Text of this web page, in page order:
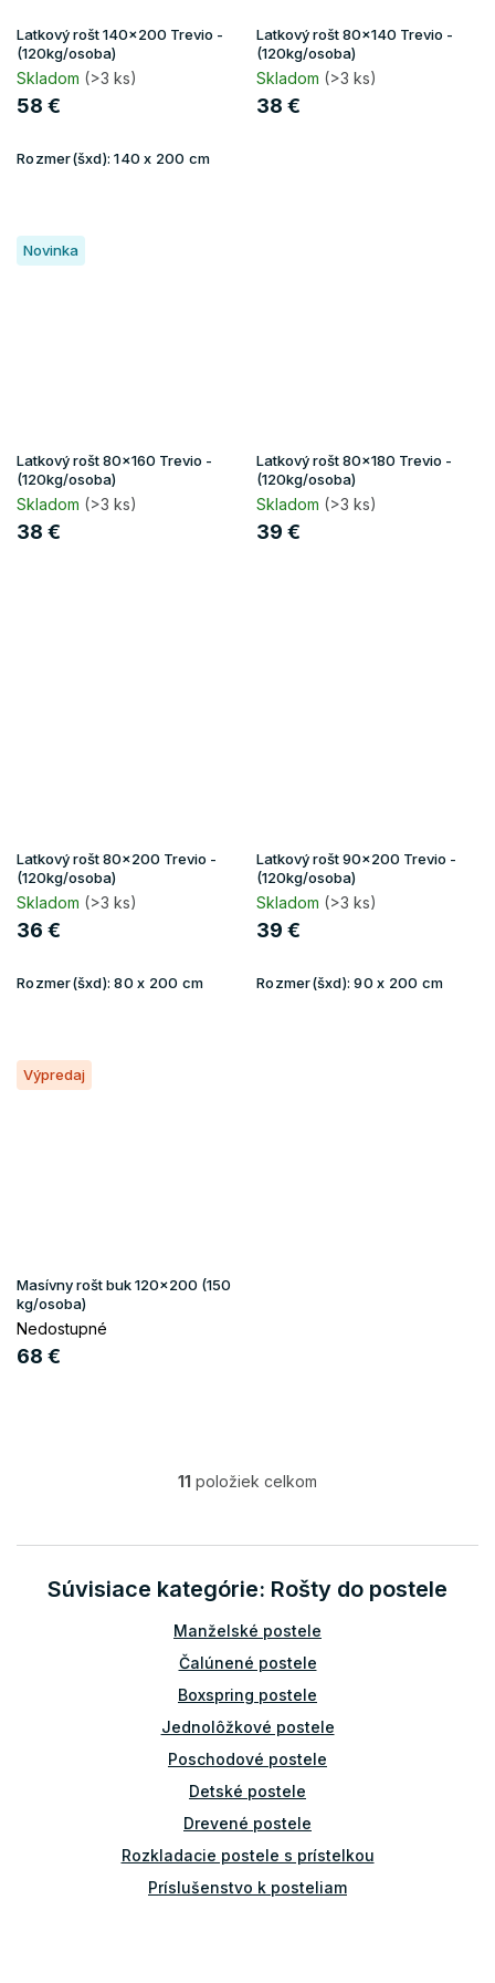
Latkový rošt 140x200 Trevio -
(120kg/osoba)
Skladom (>3 ks)
58 €
Rozmer(šxd):140 x 200 cm
Latkový rošt 80x140 Trevio -
(120kg/osoba)
Skladom (>3 ks)
38 €
Novinka
Latkový rošt 80x160 Trevio -
(120kg/osoba)
Skladom (>3 ks)
38 €
Latkový rošt 80x180 Trevio -
(120kg/osoba)
Skladom (>3 ks)
39 €
Latkový rošt 80x200 Trevio -
(120kg/osoba)
Skladom (>3 ks)
36 €
Rozmer(šxd):80 x 200 cm
Latkový rošt 90x200 Trevio -
(120kg/osoba)
Skladom (>3 ks)
39 €
Rozmer(šxd):90 x 200 cm
Výpredaj
Masívny rošt buk 120x200 (150
kg/osoba)
Nedostupné
68 €
O
á
a
i
e
p
r
v
k
y
v
ý
p
i
s
u
11 položiek celkom
Súvisiace kategórie: Rošty do postele
Manželské postele
Čalúnené postele
Boxspring postele
Jednolôžkové postele
Poschodové postele
Detské postele
Drevené postele
Rozkladacie postele s prístelkou
Príslušenstvo k posteliam